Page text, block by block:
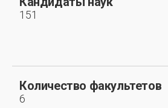
151
Количество факультетов
6